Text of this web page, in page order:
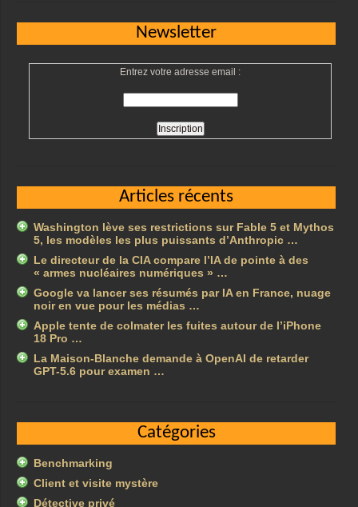
Newsletter
Entrez votre adresse email :
Articles récents
Washington lève ses restrictions sur Fable 5 et Mythos
5, les modèles les plus puissants d’Anthropic …
Le directeur de la CIA compare l’IA de pointe à des
« armes nucléaires numériques » …
Google va lancer ses résumés par IA en France, nuage
noir en vue pour les médias …
Apple tente de colmater les fuites autour de l’iPhone
18 Pro …
La Maison-Blanche demande à OpenAI de retarder
GPT-5.6 pour examen …
Catégories
Benchmarking
Client et visite mystère
Détective privé